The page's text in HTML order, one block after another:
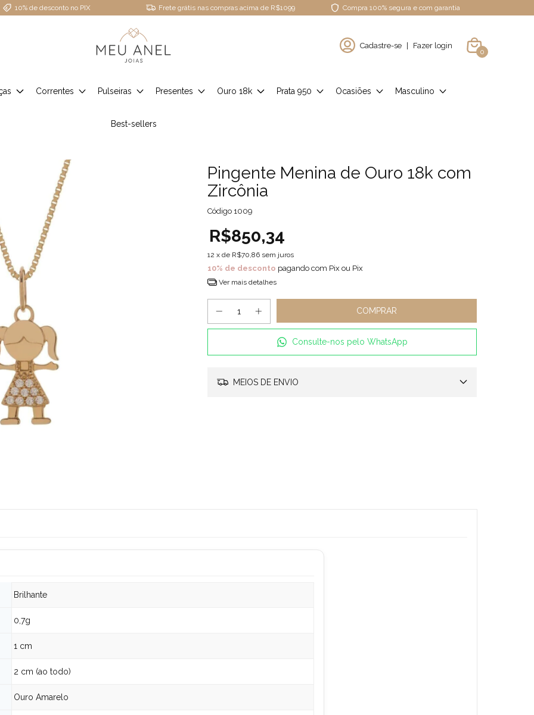
10% de desconto no PIX Frete grátis nas compras acima de R$1099 Compra 100% segura e com garantia
Cadastre-se | Fazer login
0
Correntes Pulseiras Presentes Ouro 18k Prata 950 Ocasiões Masculino
Best-sellers
Pingente Menina de Ouro 18k com
Zircônia
Código 1009
R$850,34
12 x de R$70,86 sem juros
10% de desconto pagando com Pix ou Pix
Ver mais detalhes
Consulte-nos pelo WhatsApp
MEIOS DE ENVIO
Brilhante
0,7g
1 cm
2 cm (ao todo)
Ouro Amarelo